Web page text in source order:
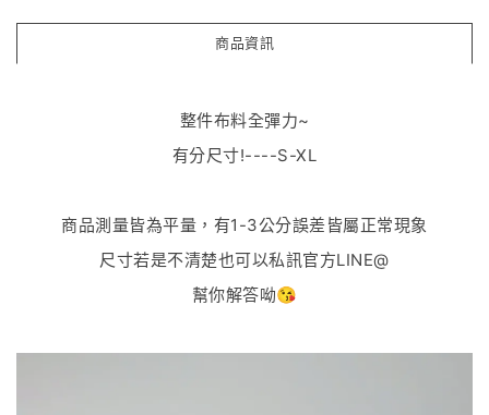
商品資訊
整件布料全彈力~
有分尺寸!----S-XL
商品測量皆為平量，有1-3公分誤差皆屬正常現象
尺寸若是不清楚也可以私訊官方LINE@
幫你解答呦😘